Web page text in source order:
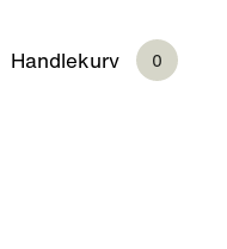
Handlekurv 0